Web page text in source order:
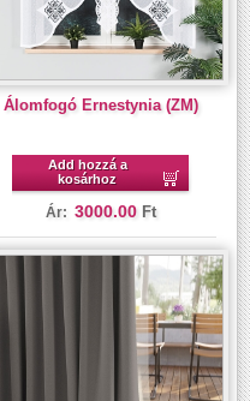
Álomfogó Ernestynia (ZM)
Add hozzá a
kosárhoz
Ár: 3000.00 Ft